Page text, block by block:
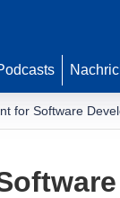
for Software